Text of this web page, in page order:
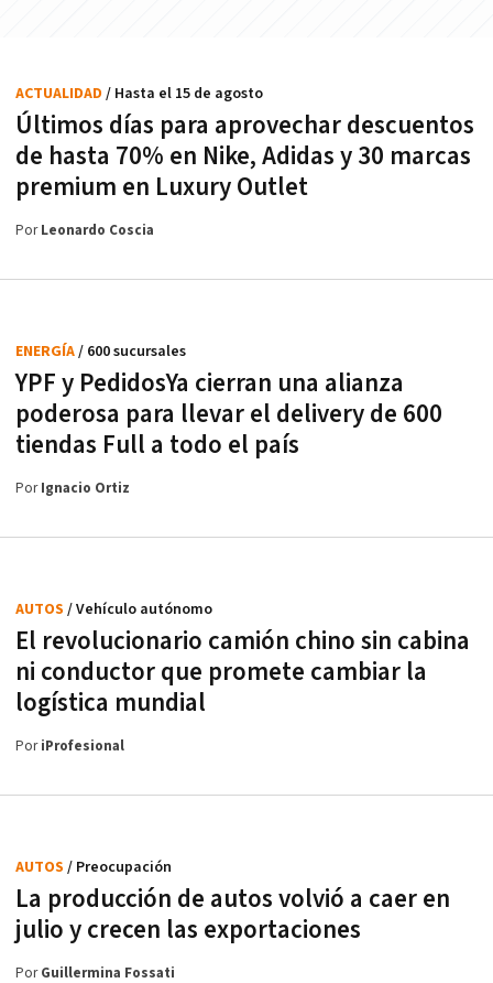
Últimos días para aprovechar descuentos
de hasta 70% en Nike, Adidas y 30 marcas
premium en Luxury Outlet
ACTUALIDAD / Hasta el 15 de agosto
PorLeonardo Coscia
YPF y PedidosYa cierran una alianza
poderosa para llevar el delivery de 600
tiendas Full a todo el país
ENERGÍA/ 600 sucursales
PorIgnacio Ortiz
El revolucionario camión chino sin cabina
ni conductor que promete cambiar la
logística mundial
AUTOS / Vehículo autónomo
PoriProfesional
La producción de autos volvió a caer en
julio y crecen las exportaciones
AUTOS / Preocupación
PorGuillermina Fossati